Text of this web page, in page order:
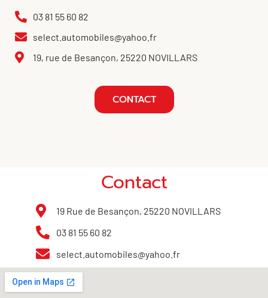
03 81 55 60 82
select.automobiles@yahoo.fr
19, rue de Besançon, 25220 NOVILLARS
CONTACT
Contact
19 Rue de Besançon, 25220 NOVILLARS
03 81 55 60 82
select.automobiles@yahoo.fr